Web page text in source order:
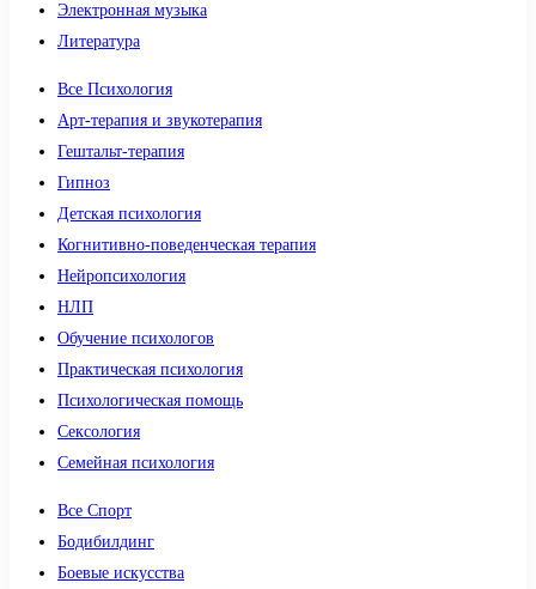
Электронная музыка
Литература
Все Психология
Арт-терапия и звукотерапия
Гештальт-терапия
Гипноз
Детская психология
Когнитивно-поведенческая терапия
Нейропсихология
НЛП
Обучение психологов
Практическая психология
Психологическая помощь
Сексология
Семейная психология
Все Спорт
Бодибилдинг
Боевые искусства